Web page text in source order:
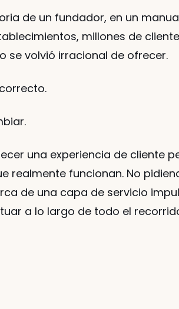
de un fundador, en un
millones de
se volvió irracional de ofrecer.
una experiencia de cliente
realmente funcionan. No
de una capa de servicio
a lo largo de todo el